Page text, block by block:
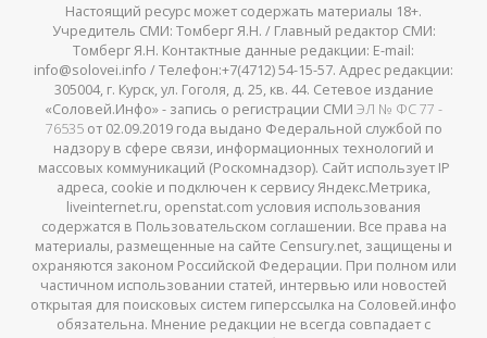
Настоящий ресурс может содержать материалы 18+.
Учредитель СМИ: Томберг Я.Н. / Главный редактор СМИ:
Томберг Я.Н. Контактные данные редакции: E-mail:
info@solovei.info / Телефон:+7(4712) 54-15-57. Адрес редакции:
305004, г. Курск, ул. Гоголя, д. 25, кв. 44. Сетевое издание
«Соловей.Инфо» - запись о регистрации СМИ ЭЛ № ФС 77 -
76535от 02.09.2019 года выдано Федеральной службой по
надзору в сфере связи, информационных технологий и
массовых коммуникаций (Роскомнадзор). Сайт использует IP
адреса, cookie и подключен к сервису Яндекс.Метрика,
liveinternet.ru, openstat.com условия использования
содержатся в Пользовательском соглашении. Все права на
материалы, размещенные на сайте Censury.net, защищены и
охраняются законом Российской Федерации. При полном или
частичном использовании статей, интервью или новостей
открытая для поисковых систем гиперссылка на Соловей.инфо
обязательна. Мнение редакции не всегда совпадает с